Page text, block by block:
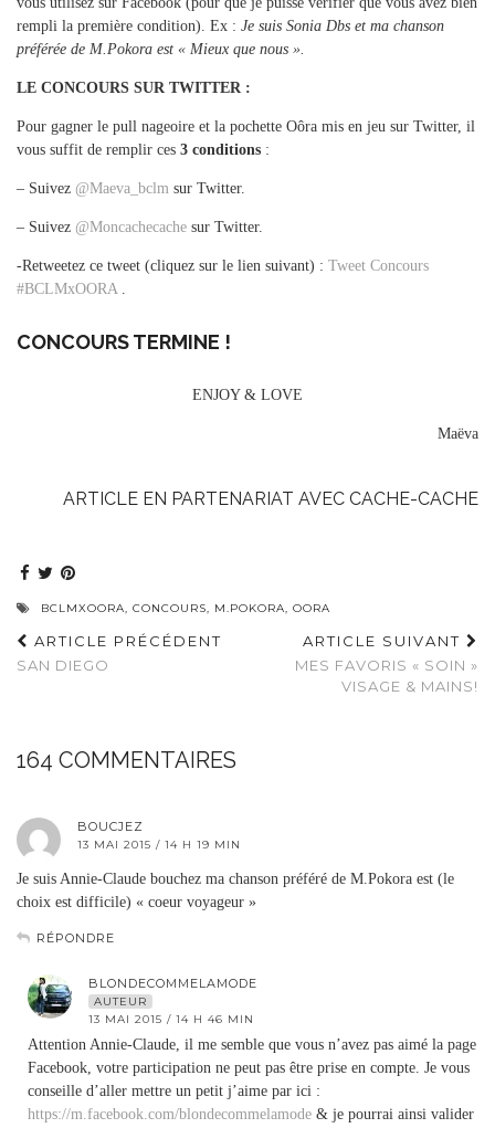
rempli la première condition). Ex : Je suis Sonia Dbs et ma chanson
préférée de M.Pokora est « Mieux que nous ».
LE CONCOURS SUR TWITTER :
Pour gagner le pull nageoire et la pochette Oôra mis en jeu sur Twitter, il
vous suffit de remplir ces 3 conditions :
– Suivez @Maeva_bclm sur Twitter.
– Suivez @Moncachecache sur Twitter.
-Retweetez ce tweet (cliquez sur le lien suivant) : Tweet Concours
#BCLMxOORA
CONCOURS TERMINE !
ENJOY & LOVE
Maëva
ARTICLE EN PARTENARIAT AVEC CACHE-CACHE
BCLMXOORA, CONCOURS, M.POKORA, OORA
ARTICLE PRÉCÉDENT
SAN DIEGO
ARTICLE SUIVANT
MES FAVORIS « SOIN »
VISAGE & MAINS!
164 COMMENTAIRES
BOUCJEZ
13 MAI 2015 / 14 H 19 MIN
Je suis Annie-Claude bouchez ma chanson préféré de M.Pokora est (le
choix est difficile) « coeur voyageur »
RÉPONDRE
BLONDECOMMELAMODE
AUTEUR
13 MAI 2015 / 14 H 46 MIN
Attention Annie-Claude, il me semble que vous n’avez pas aimé la page
Facebook, votre participation ne peut pas être prise en compte. Je vous
conseille d’aller mettre un petit j’aime par ici :
https://m.facebook.com/blondecommelamode & je pourrai ainsi valider